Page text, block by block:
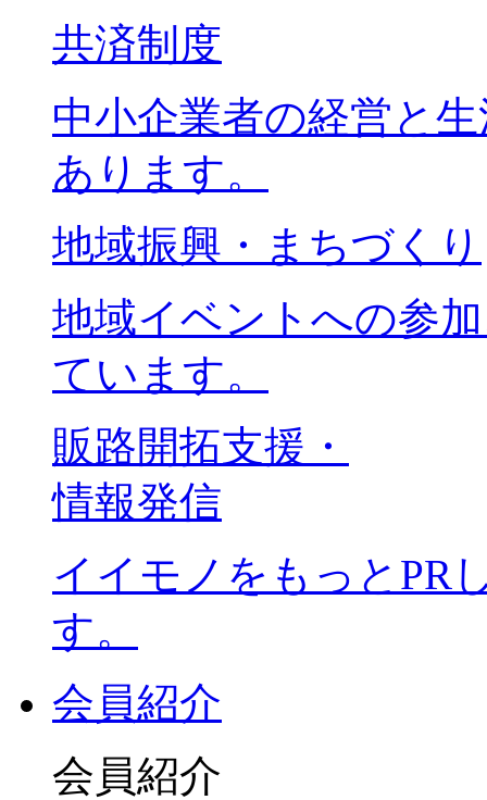
共済制度
中小企業者の経営と
あります。
地域振興・まちづくり
地域イベントへの参
ています。
販路開拓支援・
情報発信
イイモノをもっとPR
す。
会員紹介
会員紹介